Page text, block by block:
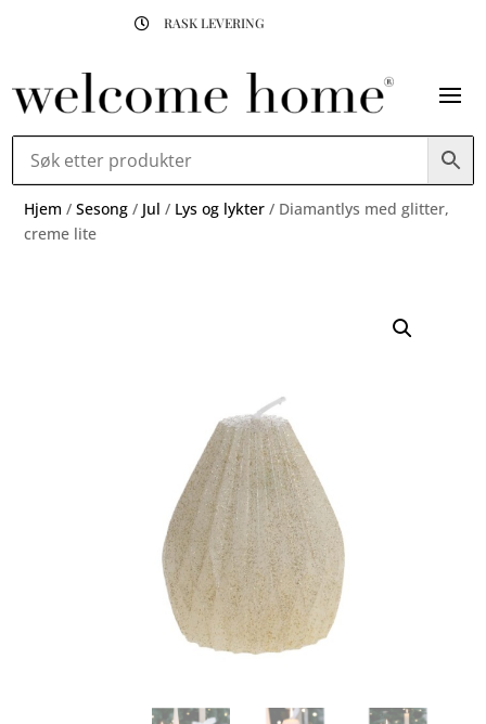
 RASK LEVERING
Hjem /Sesong / Jul / Lys og lykter / Diamantlys med glitter,
creme lite